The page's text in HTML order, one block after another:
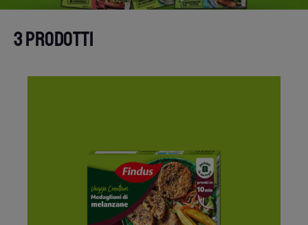
3 PRODOTTI